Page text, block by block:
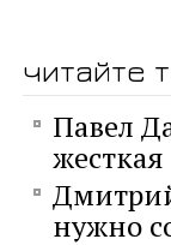
читайте
Павел
нужно